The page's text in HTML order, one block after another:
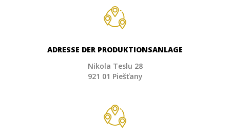
ADRESSE DER PRODUKTIONSANLAGE
Nikola Teslu 28
921 01 Piešťany